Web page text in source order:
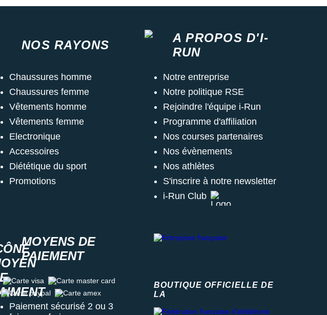
MOYENS DE
PAIEMENT
Carte visa
Carte master card
Carte paypal
Carte amex
Paiement sécurisé 2 ou 3
NOS RAYONS
Chaussures homme
Chaussures femme
Vêtements homme
Vêtements femme
Electronique
Accessoires
Diététique du sport
Promotions
A PROPOS D'I-
RUN
Notre entreprise
Notre politique RSE
Rejoindre l'équipe i-Run
Programme d'affiliation
Nos courses partenaires
Nos évènements
Nos athlètes
S'inscrire à notre newsletter
i-Run Club
BOUTIQUE OFFICIELLE DE
LA